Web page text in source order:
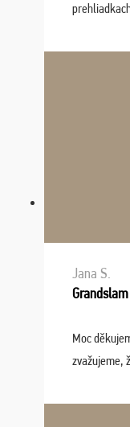
spomínať a
Jana S.
Moc
zvažujeme,